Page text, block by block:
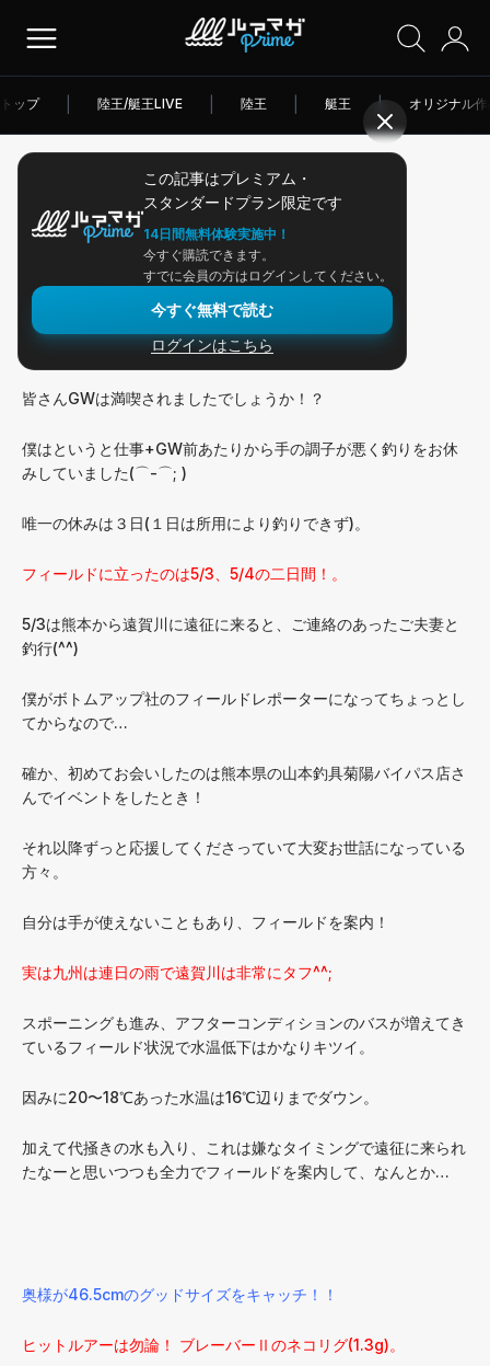
トップ 陸王/艇王LIVE 陸王 艇王 | オリジナル
この記事はプレミアム・
スタンダードプラン限定です
14日間無料体験実施中！
今すぐ購読できます。
すでに会員の方はログインしてください。
今すぐ無料で読む
ログインはこちら
アングラー連載
クエスト168:GW釣行！
こんにちは山口諒也です！
皆さんGWは満喫されましたでしょうか！？
僕はというと仕事+GW前あたりから手の調子が悪く釣りをお休
みしていました(⌒-⌒; )
唯一の休みは３日(１日は所用により釣りできず)。
フィールドに立ったのは5/3、5/4の二日間！。
5/3は熊本から遠賀川に遠征に来ると、ご連絡のあったご夫妻と
釣行(^^)
僕がボトムアップ社のフィールドレポーターになってちょっとし
てからなので…
確か、初めてお会いしたのは熊本県の山本釣具菊陽バイパス店さ
んでイベントをしたとき！
それ以降ずっと応援してくださっていて大変お世話になっている
方々。
自分は手が使えないこともあり、フィールドを案内！
実は九州は連日の雨で遠賀川は非常にタフ^^;
スポーニングも進み、アフターコンディションのバスが増えてき
ているフィールド状況で水温低下はかなりキツイ。
因みに20〜18℃あった水温は16℃辺りまでダウン。
加えて代掻きの水も入り、これは嫌なタイミングで遠征に来られ
たなーと思いつつも全力でフィールドを案内して、なんとか…
奥様が46.5cmのグッドサイズをキャッチ！！
ヒットルアーは勿論！ ブレーバーⅡのネコリグ(1.3g)。